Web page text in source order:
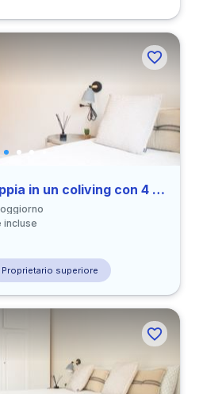
Comodo camera doppia in un coliving con 4 camere in Derecha de Eixample
incluse
Proprietario superiore